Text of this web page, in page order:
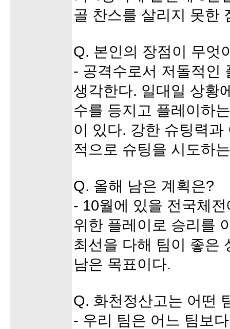
골 찬스를 살리지 못한
Q. 본인의 장점이 무엇
- 공격수로서 저돌적인
생각한다. 일대일 상황
수를 등지고 플레이하
이 있다. 강한 슈팅력
적으로 슈팅을 시도하
Q. 올해 남은 계획은?
- 10월에 있을 전국체
위한 플레이로 승리를
최선을 다해 팀이 좋은
남은 목표이다.
Q. 화천정산고는 어떤
- 우리 팀은 어느 팀보